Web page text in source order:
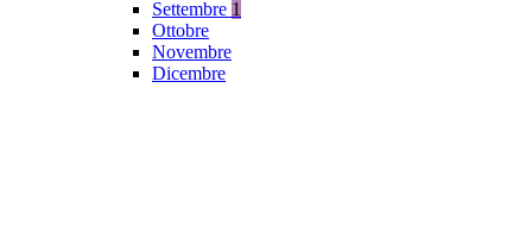
Settembre 1
Ottobre
Novembre
Dicembre